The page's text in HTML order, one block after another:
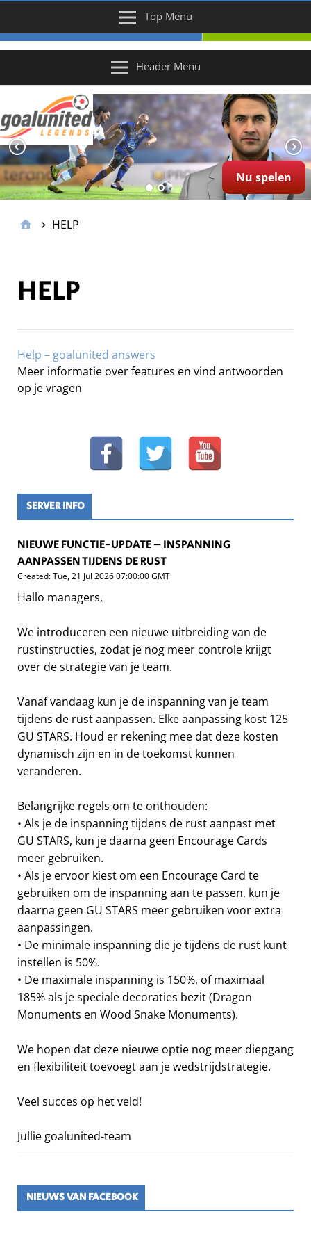
Top Menu
Header Menu
Nu spelen
HELP
HELP
Help – goalunited answers
Meer informatie over features en vind antwoorden
op je vragen
SERVER INFO
NIEUWE FUNCTIE-UPDATE – INSPANNING
AANPASSEN TIJDENS DE RUST
Created: Tue, 21 Jul 2026 07:00:00 GMT
Hallo managers,
We introduceren een nieuwe uitbreiding van de
rustinstructies, zodat je nog meer controle krijgt
over de strategie van je team.
Vanaf vandaag kun je de inspanning van je team
tijdens de rust aanpassen. Elke aanpassing kost 125
GU STARS. Houd er rekening mee dat deze kosten
dynamisch zijn en in de toekomst kunnen
veranderen.
Belangrijke regels om te onthouden:
• Als je de inspanning tijdens de rust aanpast met
GU STARS, kun je daarna geen Encourage Cards
meer gebruiken.
• Als je ervoor kiest om een Encourage Card te
gebruiken om de inspanning aan te passen, kun je
daarna geen GU STARS meer gebruiken voor extra
aanpassingen.
• De minimale inspanning die je tijdens de rust kunt
instellen is 50%.
• De maximale inspanning is 150%, of maximaal
185% als je speciale decoraties bezit (Dragon
Monuments en Wood Snake Monuments).
We hopen dat deze nieuwe optie nog meer diepgang
en flexibiliteit toevoegt aan je wedstrijdstrategie.
Veel succes op het veld!
Jullie goalunited-team
NIEUWS VAN FACEBOOK